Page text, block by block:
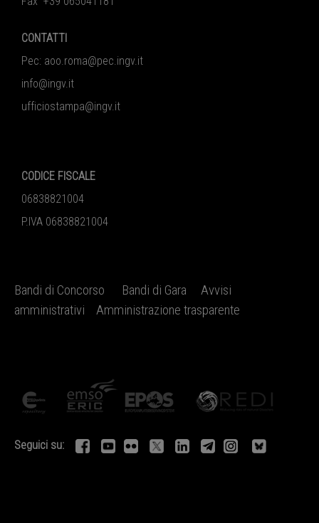
CONTATTI
Pec: aoo.roma@pec.ingv.it
info@ingv.it
ufficiostampa@ingv.it
CODICE FISCALE
06838821004
P.IVA 06838821004
Bandi di Concorso Bandi di Gara
Avvisi
amministrativi
Amministrazione trasparente
Seguici su: